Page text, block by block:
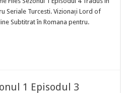
Seriale Turcesti. Vizionați Lord of
Subtitrat în Romana pentru.
1 Episodul 3